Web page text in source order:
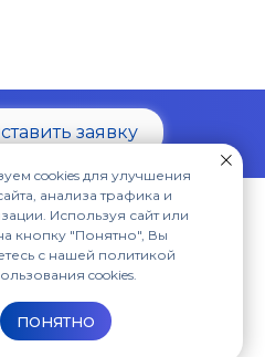
заявку
41
cookies для улучшения
анализа трафика и
Используя сайт или
кнопку "Понятно", Вы
с нашей политикой
cookies.
ПОНЯТНО